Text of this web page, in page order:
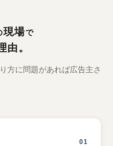
現場で
。
方に問題があれば広告主さ
01